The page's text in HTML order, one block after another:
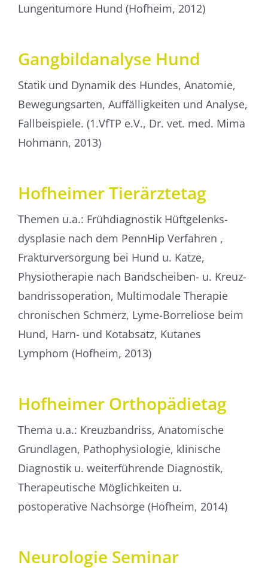
Lungentumore Hund (Hofheim, 2012)
Gangbildanalyse Hund
Statik und Dynamik des Hundes, Anatomie,
Bewegungsarten, Auffälligkeiten und Analyse,
Fallbeispiele. (1.VfTP e.V., Dr. vet. med. Mima
Hohmann, 2013)
Hofheimer Tierärztetag
Themen u.a.: Frühdiagnostik Hüftgelenks­
dysplasie nach dem PennHip Verfahren ,
Frakturversorgung bei Hund u. Katze,
Physiotherapie nach Bandscheiben- u. Kreuz­
bandriss­operation, Multimodale Therapie
chronischen Schmerz, Lyme-Borreliose beim
Hund, Harn- und Kotabsatz, Kutanes
Lymphom (Hofheim, 2013)
Hofheimer Orthopädietag
Thema u.a.: Kreuzbandriss, Anatomische
Grundlagen, Pathophysiologie, klinische
Diagnostik u. weiterführende Diagnostik,
Therapeutische Möglichkeiten u.
postoperative Nachsorge (Hofheim, 2014)
Neurologie Seminar